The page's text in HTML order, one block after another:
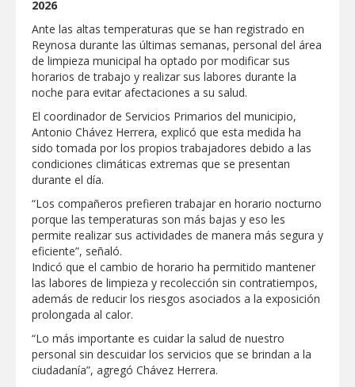
GOBIERNO MUNICIPAL LLEVARÁ
“PRESIDENCIA CERQUITA DE TI” A LAS
COLONIAS JARDÍN Y SAN RAFAEL
Atiende Gobierno de Reynosa reportes
ciudadanos
ATIENDE COMAPA MÁS DE 1800
REPORTES RECIBIDOS A TRAVÉS DEL
073 DURANTE JULIO
Llevó Carlos Peña Ortiz programa
Subsidio del Agua a Valle Soleado
Prepara DIF Tamaulipas actividades para
conmemorar el mes de las personas
adultas mayores
ESCUELA DE MÚSICA DEL SISTEMA DIF
ABRE INSCRIPCIONES PARA EL CICLO
AGOSTO-DICIEMBRE
Disney reconoce a nivel mundial talento
2026
Ante las altas temperaturas que se han registrado en
Reynosa durante las últimas semanas, personal del área
de limpieza municipal ha optado por modificar sus
horarios de trabajo y realizar sus labores durante la
noche para evitar afectaciones a su salud.
El coordinador de Servicios Primarios del municipio,
Antonio Chávez Herrera, explicó que esta medida ha
sido tomada por los propios trabajadores debido a las
condiciones climáticas extremas que se presentan
durante el día.
“Los compañeros prefieren trabajar en horario nocturno
porque las temperaturas son más bajas y eso les
permite realizar sus actividades de manera más segura y
eficiente”, señaló.
Indicó que el cambio de horario ha permitido mantener
las labores de limpieza y recolección sin contratiempos,
además de reducir los riesgos asociados a la exposición
prolongada al calor.
“Lo más importante es cuidar la salud de nuestro
personal sin descuidar los servicios que se brindan a la
ciudadanía”, agregó Chávez Herrera.